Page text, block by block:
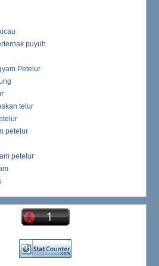
puyuh
Petelur
telur
petelur
petelur